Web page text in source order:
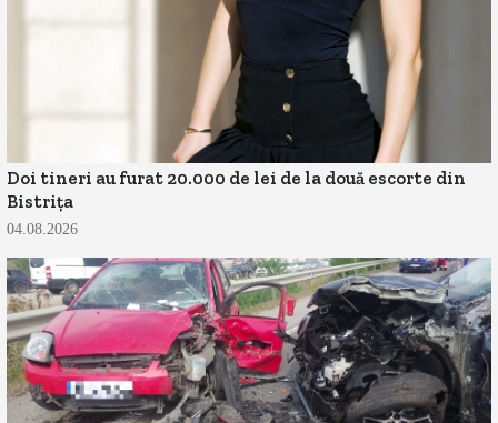
Doi tineri au furat 20.000 de lei de la două escorte din
Bistrița
04.08.2026